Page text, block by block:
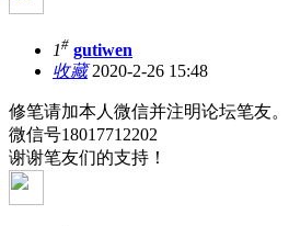
1# gutiwen
收藏2020-2-26 15:48
修笔请加本人微信并注明论坛笔友。
微信号18017712202
谢谢笔友们的支持！